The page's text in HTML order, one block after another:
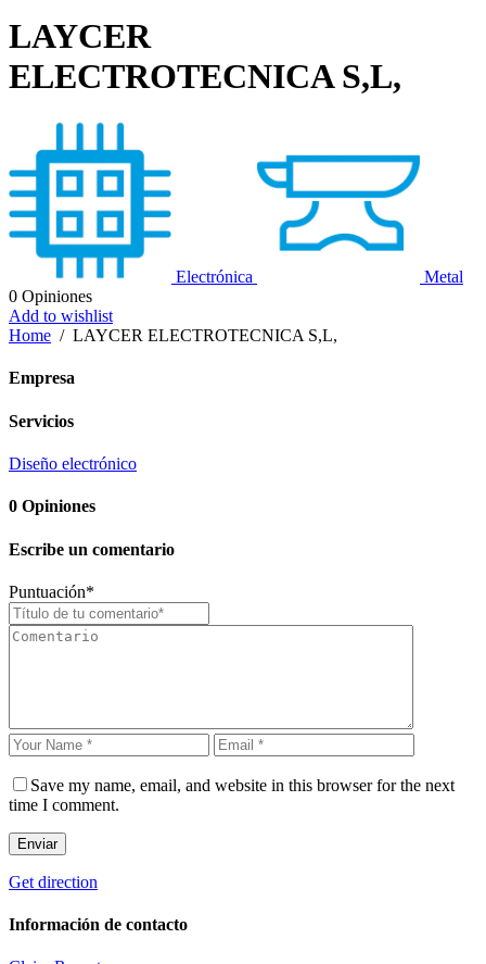
LAYCER
ELECTROTECNICA S,L,
Electrónica
Metal
0 Opiniones
Add to wishlist
Home / LAYCER ELECTROTECNICA S,L,
Empresa
Servicios
Diseño electrónico
0 Opiniones
Escribe un comentario
Puntuación*
Save my name, email, and website in this browser for the next
time I comment.
Enviar
Get direction
Información de contacto